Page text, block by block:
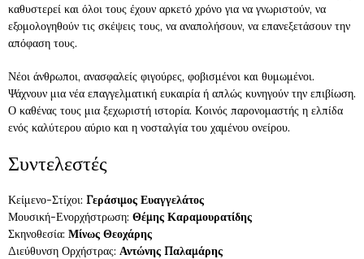
καθυστερεί και όλοι τους έχουν αρκετό χρόνο για να γνωριστούν, να
εξομολογηθούν τις σκέψεις τους, να αναπολήσουν, να επανεξετάσουν την
απόφαση τους.
Νέοι άνθρωποι, ανασφαλείς φιγούρες, φοβισμένοι και θυμωμένοι.
Ψάχνουν μια νέα επαγγελματική ευκαιρία ή απλώς κυνηγούν την επιβίωση.
Ο καθένας τους μια ξεχωριστή ιστορία. Κοινός παρονομαστής η ελπίδα
ενός καλύτερου αύριο και η νοσταλγία του χαμένου ονείρου.
Συντελεστές
Κείμενο-Στίχοι: Γεράσιμος Ευαγγελάτος
Μουσική-Ενορχήστρωση: Θέμης Καραμουρατίδης
Σκηνοθεσία: Μίνως Θεοχάρης
Διεύθυνση Ορχήστρας: Αντώνης Παλαμάρης